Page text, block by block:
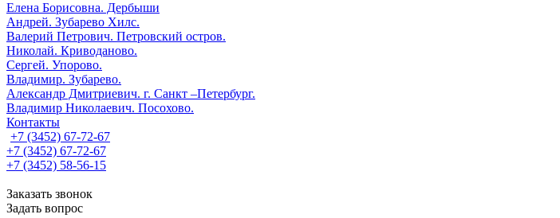
Елена Борисовна. Дербыши
Андрей. Зубарево Хилс.
Валерий Петрович. Петровский остров.
Николай. Криводаново.
Сергей. Упорово.
Владимир. Зубарево.
Александр Дмитриевич. г. Санкт –Петербург.
Владимир Николаевич. Посохово.
Контакты
+7 (3452) 67-72-67
+7 (3452) 67-72-67
+7 (3452) 58-56-15
Заказать звонок
Задать вопрос